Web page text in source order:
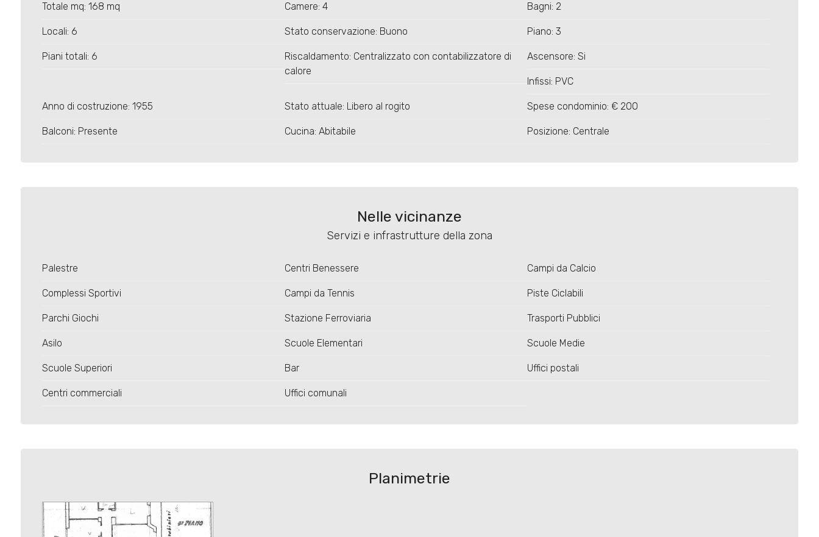
Totale mq: 168 mq Camere: 4 Bagni: 2
Locali: 6 Stato conservazione: Buono Piano: 3
Piani totali: 6
Riscaldamento: Centralizzato con contabilizzatore di
calore
Ascensore: Si
Infissi: PVC
Anno di costruzione: 1955 Stato attuale: Libero al rogito Spese condominio: € 200
Balconi: Presente Cucina: Abitabile Posizione: Centrale
Nelle vicinanze
Servizi e infrastrutture della zona
Palestre Centri Benessere Campi da Calcio
Complessi Sportivi Campi da Tennis Piste Ciclabili
Parchi Giochi Stazione Ferroviaria Trasporti Pubblici
Asilo Scuole Elementari Scuole Medie
Scuole Superiori Bar Uffici postali
Centri commerciali Uffici comunali
Planimetrie
Bagni
minimi